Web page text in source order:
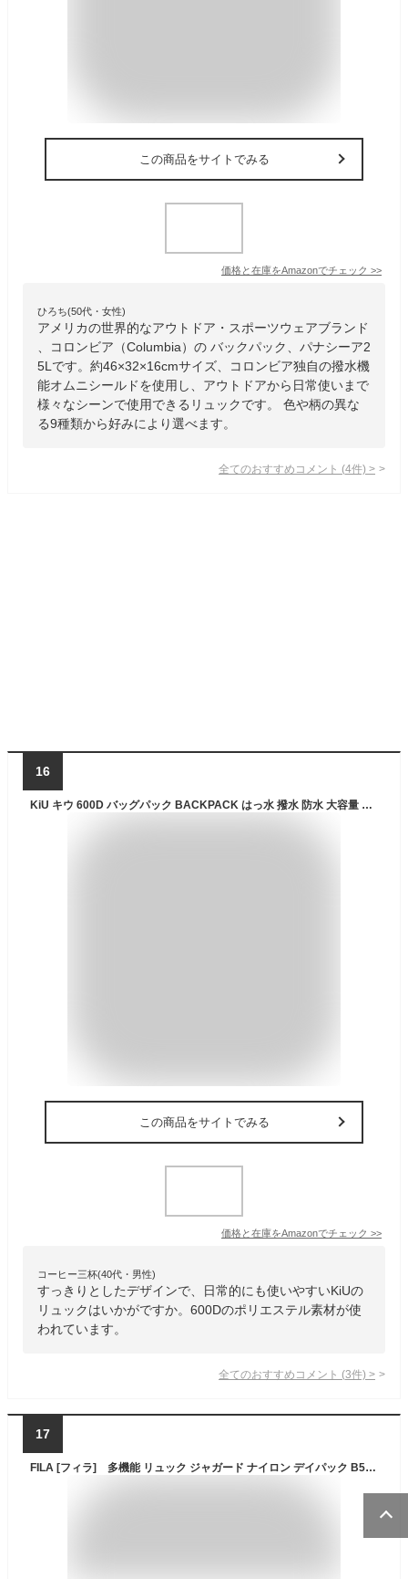
この商品をサイトでみる
価格と在庫をAmazonでチェック >>
ひろち(50代・女性)
アメリカの世界的なアウトドア・スポーツウェアブランド
、コロンビア（Columbia）の バックパック、パナシーア2
5Lです。約46×32×16cmサイズ、コロンビア独自の撥水機
能オムニシールドを使用し、アウトドアから日常使いまで
様々なシーンで使用できるリュックです。 色や柄の異な
る9種類から好みにより選べます。
全てのおすすめコメント (4件) >
16
KiU キウ 600D バッグパック BACKPACK はっ水 撥水 防水 大容量 リュック 22L シューズポケット 通勤 通学 アウトドア フェス かわいい おしゃれ メンズ レディース 男女兼用 無地 シンプル 黒 ブラック K111-900
この商品をサイトでみる
価格と在庫をAmazonでチェック >>
コーヒー三杯(40代・男性)
すっきりとしたデザインで、日常的にも使いやすいKiUの
リュックはいかがですか。600Dのポリエステル素材が使
われています。
全てのおすすめコメント (3件) >
17
FILA [フィラ] 多機能 リュック ジャガード ナイロン デイパック B5サイズ 軽量 7696 フラワー レディース 10L かばん バッグ リュックサック 大人 ハイキング お買い物 ギフト